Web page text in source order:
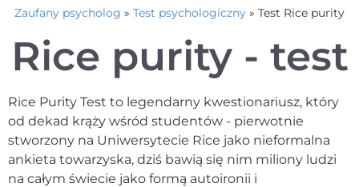
Według specjalizacji
Psycholog w Twoim języku
Diagnozy psychologiczne
Testy psychologiczne
Zaufany psycholog » Test psychologiczny » Test Rice purity
Rice purity - test
Rice Purity Test to legendarny kwestionariusz, który
od dekad krąży wśród studentów - pierwotnie
stworzony na Uniwersytecie Rice jako nieformalna
ankieta towarzyska, dziś bawią się nim miliony ludzi
na całym świecie jako formą autoironii i